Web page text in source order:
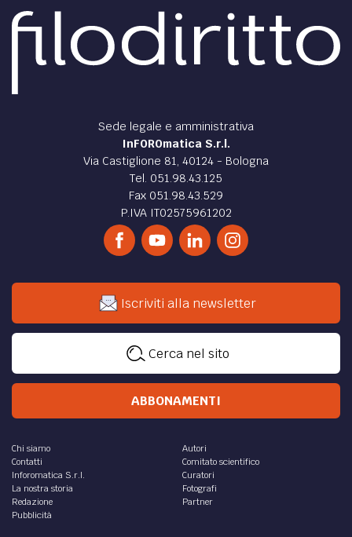
gli elementi che concorrono a determinalo
La controversia è sorta in seguito ad un incidente stradale,
nel quale uno dei due conducenti coinvolti aveva trovato la
Multa - Giudice di Pace di Treviso:
mancata potatura degli alberi? Non è
sanzionabile se questi non nascondono la
segnaletica stradale
Non è sanzionabile la mancata potatura degli alberi
presenti in una proprietà, se questi, oltre il confine della
strada, non nascondono la segnaletica stradale...
diFrancesca Russo
DIRITTO / Strade - Cassazione Civile: in caso di
danno procurato da animale, l’integrità della
rete di protezione non è sufficiente per
escludere la responsabilità del gestore
I fatti ed i giudizi di merito
si è...
diELSA,Raffaella Iorizzo